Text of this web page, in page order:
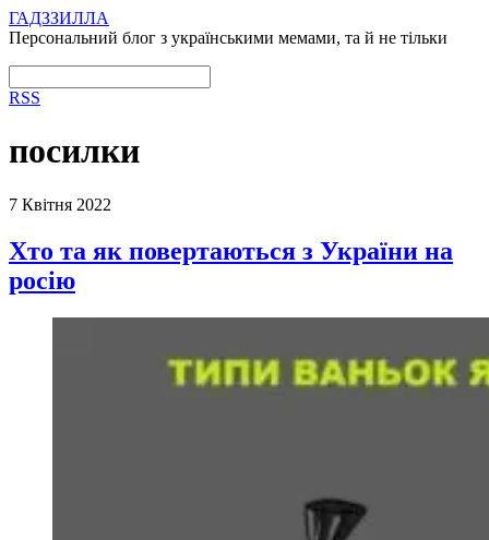
ГАДЗЗИЛЛА
Персональний блог з українськими мемами, та й не тільки
RSS
посилки
7 Квітня 2022
Хто та як повертаються з України на
росію